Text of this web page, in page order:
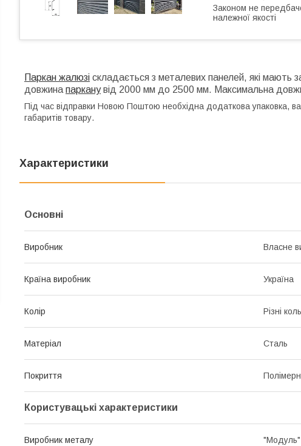
Законом не
належної якості
Паркан жалюзі складається з металевих панелей, які мають
довжина парканувід 2000 мм до 2500 мм. Максимальна
Під час відправки Новою Поштою необхідна додаткова упаковка,
габаритів товару.
Характеристики
Основні
Виробник Власне
Країна виробник Україна
Колір Різні
Матеріал Сталь
Покриття
Користувацькi характеристики
Виробник металу